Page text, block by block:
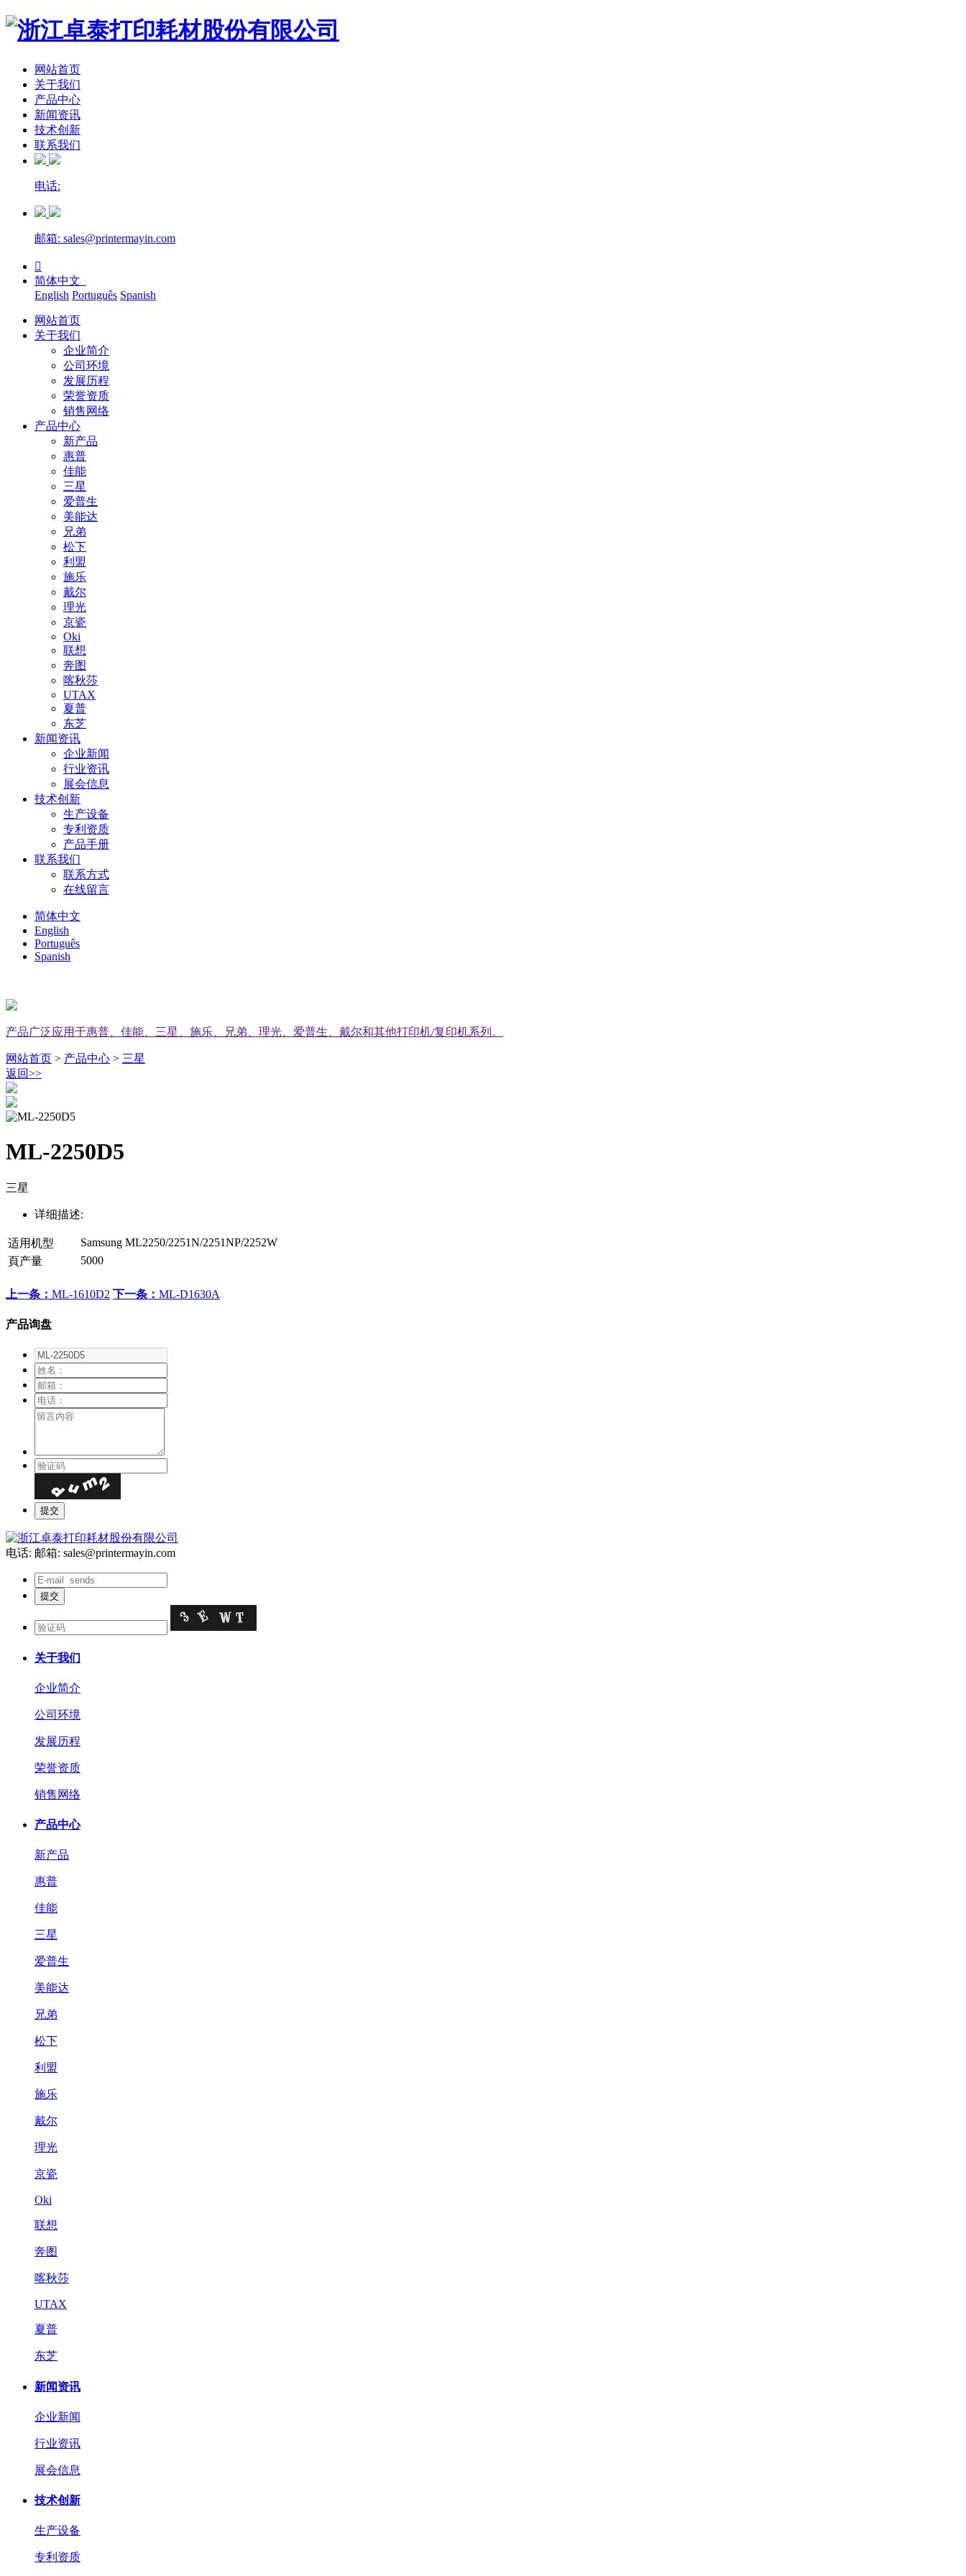
网站首页
关于我们
产品中心
新闻资讯
技术创新
联系我们
电话:
邮箱: sales@printermayin.com

简体中文
English Português Spanish
网站首页
关于我们
企业简介
公司环境
发展历程
荣誉资质
销售网络
产品中心
新产品
惠普
佳能
三星
爱普生
美能达
兄弟
松下
利盟
施乐
戴尔
理光
京瓷
Oki
联想
奔图
喀秋莎
UTAX
夏普
东芝
新闻资讯
企业新闻
行业资讯
展会信息
技术创新
生产设备
专利资质
产品手册
联系我们
联系方式
在线留言
简体中文
English
Português
Spanish
产品广泛应用于惠普、佳能、三星、施乐、兄弟、理光、爱普生、戴尔和其他打印机/复印机系列。
网站首页 > 产品中心 > 三星
返回>>
ML-2250D5
三星
详细描述:
适用机型
Samsung ML2250/2251N/2251NP/2252W
頁产量
5000
上一条： ML-1610D2 下一条： ML-D1630A
产品询盘
电话: 邮箱: sales@printermayin.com
关于我们
企业简介
公司环境
发展历程
荣誉资质
销售网络
产品中心
新产品
惠普
佳能
三星
爱普生
美能达
兄弟
松下
利盟
施乐
戴尔
理光
京瓷
Oki
联想
奔图
喀秋莎
UTAX
夏普
东芝
新闻资讯
企业新闻
行业资讯
展会信息
技术创新
生产设备
专利资质